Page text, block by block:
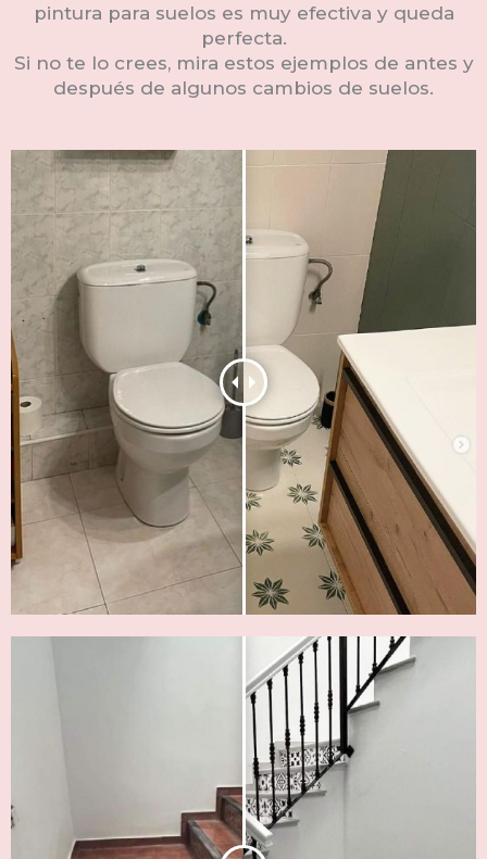
pintura para suelos es muy efectiva y queda
perfecta.
Si no te lo crees, mira estos ejemplos de antes y
después de algunos cambios de suelos.